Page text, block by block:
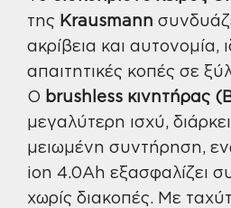
της Krausmann
ακρίβεια και αυτονομία,
απαιτητικές κοπές σε
Ο brushless κινητήρας
μεγαλύτερη ισχύ,
μειωμένη συντήρηση,
ion 4.0Ah εξασφαλίζει
χωρίς διακοπές. Με